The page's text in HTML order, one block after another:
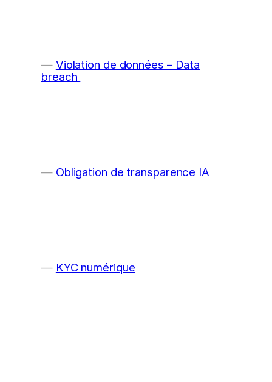
Violation de données – Data
breach
Obligation de transparence IA
KYC numérique